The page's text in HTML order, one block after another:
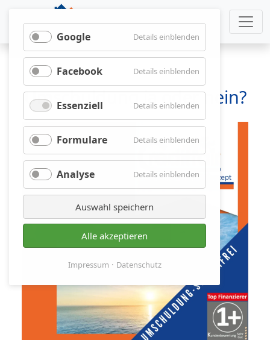
Google Details einblenden
Google
Facebook Details einblenden
Facebook
Essenziell Details einblenden
Essenziell
Formulare Details einblenden
Formulare
Analyse Details einblenden
Analyse
Auswahl speichern
Alle akzeptieren
Impressum Datenschutz
Umschuldung ja oder nein?